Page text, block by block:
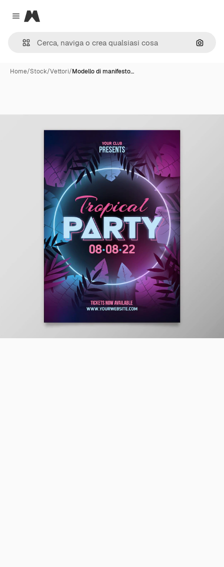
Close menu
Magnific
Cerca
Home/Stock/Vettori/Modello di manifesto…